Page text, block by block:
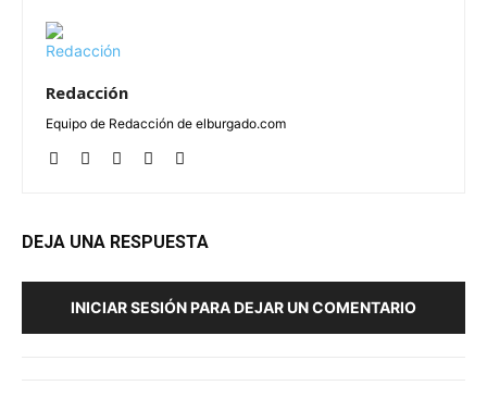
Redacción
Equipo de Redacción de elburgado.com
DEJA UNA RESPUESTA
INICIAR SESIÓN PARA DEJAR UN COMENTARIO